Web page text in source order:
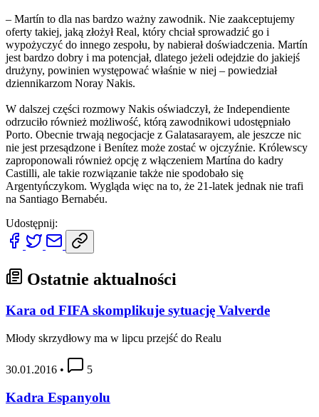
– Martín to dla nas bardzo ważny zawodnik. Nie zaakceptujemy
oferty takiej, jaką złożył Real, który chciał sprowadzić go i
wypożyczyć do innego zespołu, by nabierał doświadczenia. Martín
jest bardzo dobry i ma potencjał, dlatego jeżeli odejdzie do jakiejś
drużyny, powinien występować właśnie w niej – powiedział
dziennikarzom Noray Nakis.
W dalszej części rozmowy Nakis oświadczył, że Independiente
odrzuciło również możliwość, którą zawodnikowi udostępniało
Porto. Obecnie trwają negocjacje z Galatasarayem, ale jeszcze nic
nie jest przesądzone i Benítez może zostać w ojczyźnie. Królewscy
zaproponowali również opcję z włączeniem Martína do kadry
Castilli, ale takie rozwiązanie także nie spodobało się
Argentyńczykom. Wygląda więc na to, że 21-latek jednak nie trafi
na Santiago Bernabéu.
Udostępnij:
Ostatnie aktualności
Kara od FIFA skomplikuje sytuację Valverde
Młody skrzydłowy ma w lipcu przejść do Realu
30.01.2016 • 5
Kadra Espanyolu